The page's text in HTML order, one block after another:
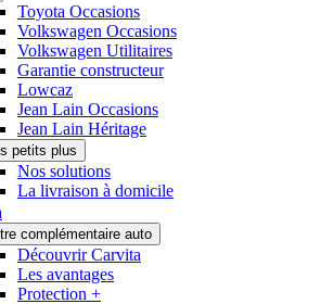
Toyota Occasions
Volkswagen Occasions
Volkswagen Utilitaires
Garantie constructeur
Lowcaz
Jean Lain Occasions
Jean Lain Héritage
petits plus
Nos solutions
La livraison à domicile
complémentaire auto
Découvrir Carvita
Les avantages
Protection +